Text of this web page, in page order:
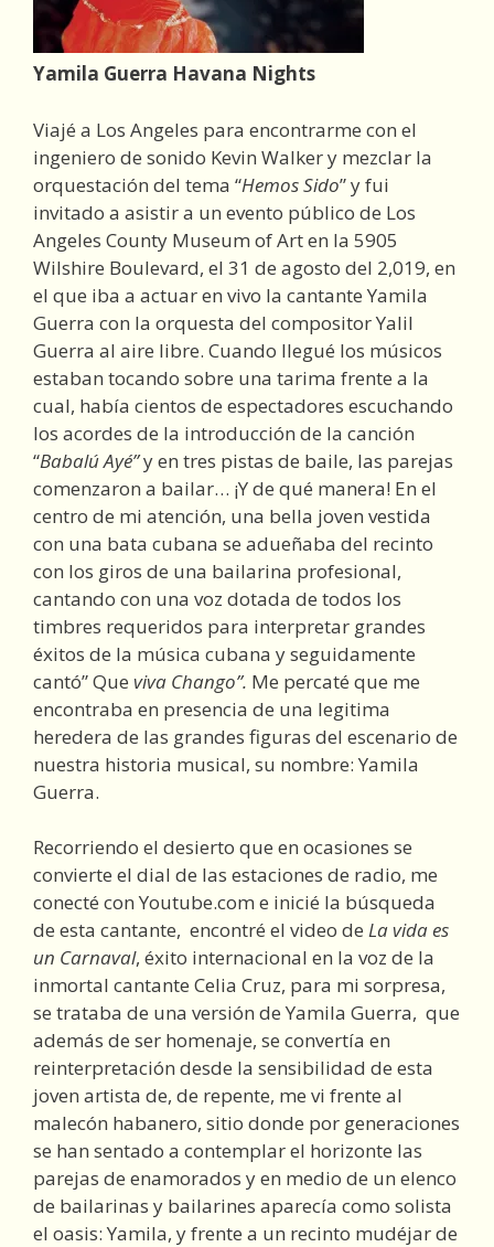
Yamila Guerra Havana Nights
Viajé a Los Angeles para encontrarme con el
ingeniero de sonido Kevin Walker y mezclar la
orquestación del tema “Hemos Sido” y fui
invitado a asistir a un evento público de Los
Angeles County Museum of Art en la 5905
Wilshire Boulevard, el 31 de agosto del 2,019, en
el que iba a actuar en vivo la cantante Yamila
Guerra con la orquesta del compositor Yalil
Guerra al aire libre. Cuando llegué los músicos
estaban tocando sobre una tarima frente a la
cual, había cientos de espectadores escuchando
los acordes de la introducción de la canción
“Babalú Ayé”y en tres pistas de baile, las parejas
comenzaron a bailar… ¡Y de qué manera! En el
centro de mi atención, una bella joven vestida
con una bata cubana se adueñaba del recinto
con los giros de una bailarina profesional,
cantando con una voz dotada de todos los
timbres requeridos para interpretar grandes
éxitos de la música cubana y seguidamente
cantó” Que viva Chango”. Me percaté que me
encontraba en presencia de una legitima
heredera de las grandes figuras del escenario de
nuestra historia musical, su nombre: Yamila
Guerra.
Recorriendo el desierto que en ocasiones se
convierte el dial de las estaciones de radio, me
conecté con Youtube.com e inicié la búsqueda
de esta cantante, encontré el video de La vida es
un Carnaval, éxito internacional en la voz de la
inmortal cantante Celia Cruz, para mi sorpresa,
se trataba de una versión de Yamila Guerra, que
además de ser homenaje, se convertía en
reinterpretación desde la sensibilidad de esta
joven artista de, de repente, me vi frente al
malecón habanero, sitio donde por generaciones
se han sentado a contemplar el horizonte las
parejas de enamorados y en medio de un elenco
de bailarinas y bailarines aparecía como solista
el oasis: Yamila, y frente a un recinto mudéjar de